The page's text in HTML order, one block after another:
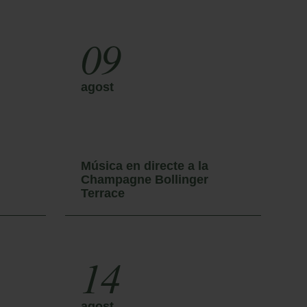
09
agost
Música en directe a la
Champagne Bollinger
Terrace
14